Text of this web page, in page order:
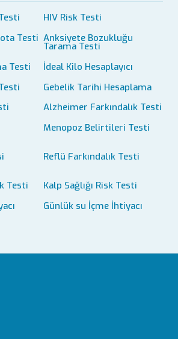
HIV Risk Testi
Testi Anksiyete Bozukluğu
Tarama Testi
Testi
İdeal Kilo Hesaplayıcı
Gebelik Tarihi Hesaplama
Alzheimer Farkındalık Testi
Menopoz Belirtileri Testi
Reflü Farkındalık Testi
Testi
Kalp Sağlığı Risk Testi
Günlük su İçme İhtiyacı